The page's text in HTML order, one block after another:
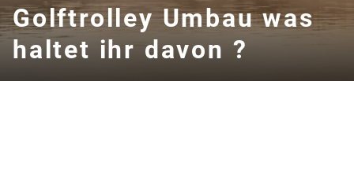
Golftrolley Umbau was
haltet ihr davon ?